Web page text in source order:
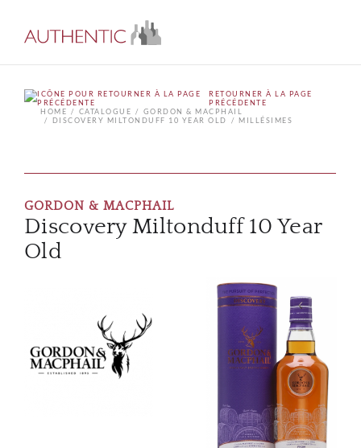
RETOURNER À LA PAGE
PRÉCÉDENTE
HOME
CATALOGUE
GORDON & MACPHAIL
DISCOVERY MILTONDUFF 10 YEAR OLD
MILLÉSIMES
GORDON & MACPHAIL
Discovery Miltonduff 10 Year
Old